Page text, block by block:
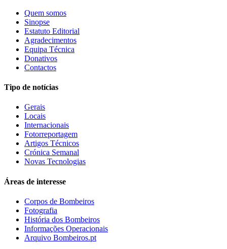
Quem somos
Sinopse
Estatuto Editorial
Agradecimentos
Equipa Técnica
Donativos
Contactos
Tipo de notícias
Gerais
Locais
Internacionais
Fotorreportagem
Artigos Técnicos
Crónica Semanal
Novas Tecnologias
Áreas de interesse
Corpos de Bombeiros
Fotografia
História dos Bombeiros
Informações Operacionais
Arquivo Bombeiros.pt